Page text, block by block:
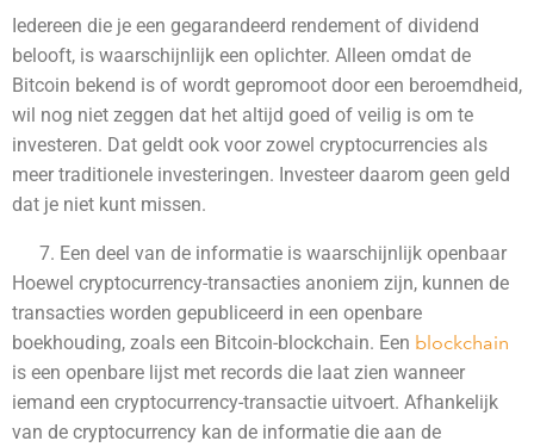
Iedereen die je een gegarandeerd rendement of dividend
belooft, is waarschijnlijk een oplichter. Alleen omdat de
Bitcoin bekend is of wordt gepromoot door een beroemdheid,
wil nog niet zeggen dat het altijd goed of veilig is om te
investeren. Dat geldt ook voor zowel cryptocurrencies als
meer traditionele investeringen. Investeer daarom geen geld
dat je niet kunt missen.
Een deel van de informatie is waarschijnlijk openbaar
Hoewel cryptocurrency-transacties anoniem zijn, kunnen de
transacties worden gepubliceerd in een openbare
boekhouding, zoals een Bitcoin-blockchain. Een blockchain
is een openbare lijst met records die laat zien wanneer
iemand een cryptocurrency-transactie uitvoert. Afhankelijk
van de cryptocurrency kan de informatie die aan de